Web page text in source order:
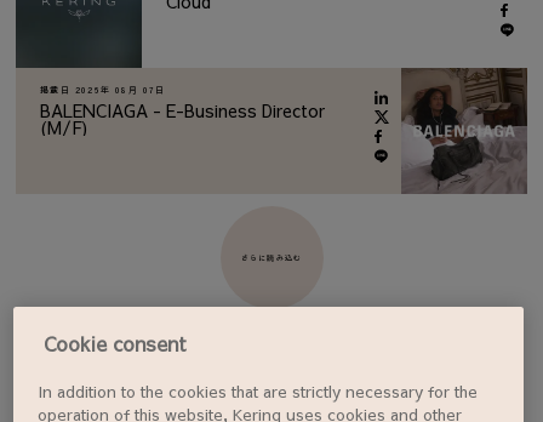
掲載日 2026年 08月 07日
BALENCIAGA - E-Business Director
(M/F)
さらに読み込む
ジョブアラートを設定する
Cookie consent
In addition to the cookies that are strictly necessary for the
operation of this website, Kering uses cookies and other